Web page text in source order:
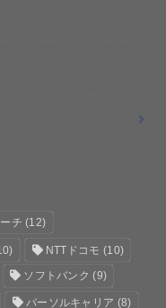
チ (12)
NTTドコモ (10)
ソフトバンク (9)
パーソルキャリア (8)